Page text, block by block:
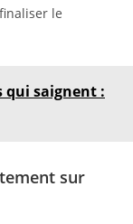
le
qui saignent :
sur